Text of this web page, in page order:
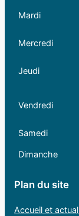
Mardi
Mercredi
Jeudi
Vendredi
Samedi
Dimanche
Plan du site
Accueil et